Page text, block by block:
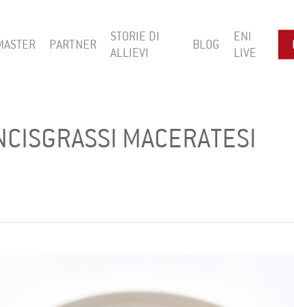
PARTNER
STORIE DI
ALLIEVI
BLOG
ENI
LIVE
MACERATESI